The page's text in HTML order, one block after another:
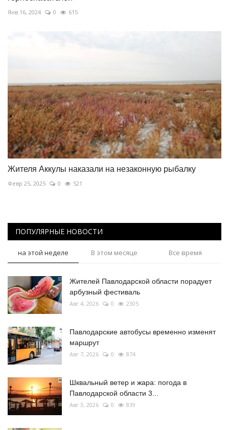
Янв 16, 2024 0 615
Жителя Аккулы наказали на незаконную рыбалку
Февр 25, 2025 0 521
ПОПУЛЯРНЫЕ НОВОСТИ
на этой неделе В этом месяце Все время
Жителей Павлодарской области порадует
арбузный фестиваль
Авг 4, 2026 0 2305
Павлодарские автобусы временно изменят
маршрут
Авг 7, 2026 0 874
Шквальный ветер и жара: погода в
Павлодарской области 3...
Авг 3, 2026 0 839